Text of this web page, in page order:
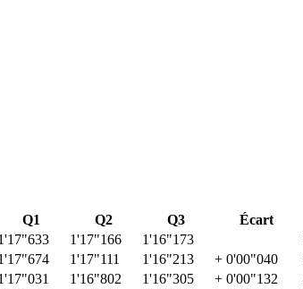
Q1 Q2 Q3 Écart
1'17"166 1'16"173
1'17"111 1'16"213 + 0'00"040
1'16"802 1'16"305 + 0'00"132